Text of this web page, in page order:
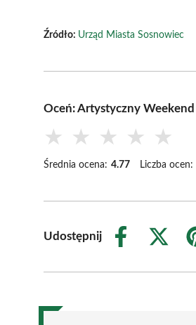
Źródło: Urząd Miasta Sosnowiec
Oceń: Artystyczny
★ ★ ★ ★ ★
Średnia ocena: 4.77 Liczba ocen:
Udostępnij
Share
Share